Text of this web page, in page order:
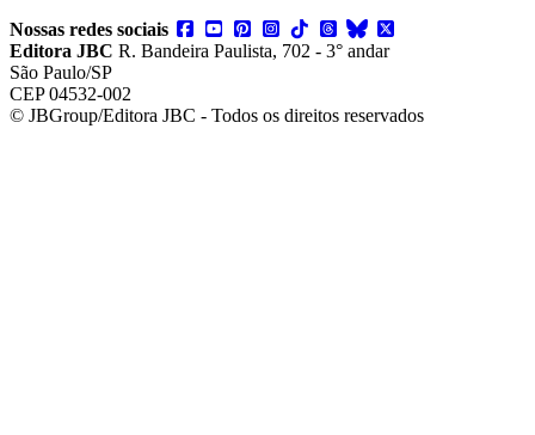
Nossas redes sociais
Editora JBC R. Bandeira Paulista, 702 - 3° andar
São Paulo/SP
CEP 04532-002
© JBGroup/Editora JBC - Todos os direitos reservados